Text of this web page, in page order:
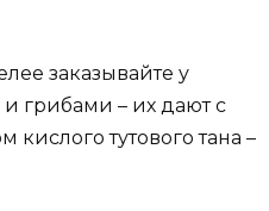
заказывайте у
грибами – их дают с
тутового тана –